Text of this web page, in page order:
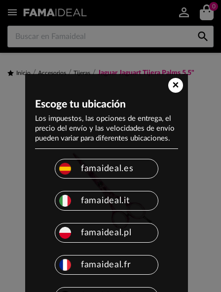
 0

Inicio Accesorios Tijeras Jaguar Jaguart Tijera Palms 5.5"
×
Escoge tu ubicación
Los impuestos, las opciones de entrega, el
precio del envío y las velocidades de envío
pueden variar para diferentes ubicaciones.
famaideal.es
famaideal.it
famaideal.pl
famaideal.fr